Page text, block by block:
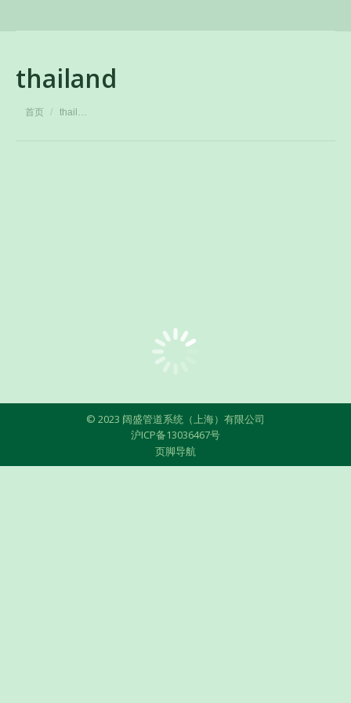
thailand
您在这里：
首页 thail…
© 2023 阔盛管道系统（上海）有限公司
沪ICP备13036467号
页脚导航